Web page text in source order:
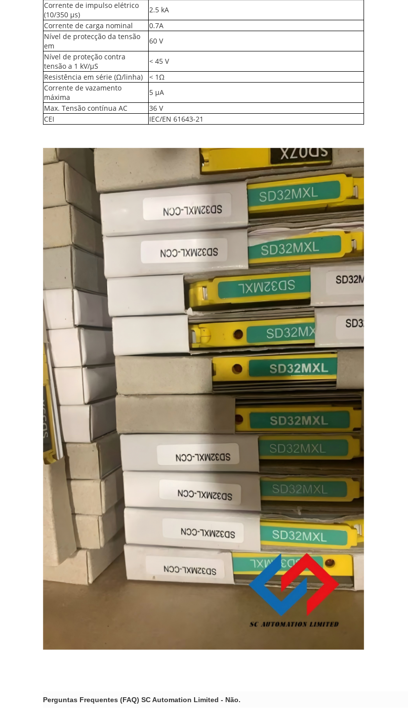
Corrente de impulso elétrico
(10/350 μs)
2.5 kA
Corrente de carga nominal
0.7A
Nível de protecção da tensão
em
60 V
Nível de proteção contra
tensão a 1 kV/μS
< 45 V
Resistência em série (Ω/linha)
< 1Ω
Corrente de vazamento
máxima
5 μA
Max. Tensão contínua AC
36 V
CEI
IEC/EN 61643-21
Perguntas Frequentes (FAQ) SC Automation Limited - Não.